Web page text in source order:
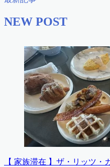
NEW POST
【 家族滞在 】ザ・リッツ